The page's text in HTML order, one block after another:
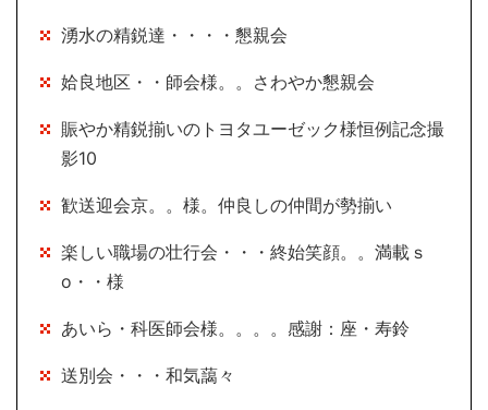
湧水の精鋭達・・・・懇親会
姶良地区・・師会様。。さわやか懇親会
賑やか精鋭揃いのトヨタユーゼック様恒例記念撮
影10
歓送迎会京。。様。仲良しの仲間が勢揃い
楽しい職場の壮行会・・・終始笑顔。。満載ｓ
o・・様
あいら・科医師会様。。。。感謝：座・寿鈴
送別会・・・和気藹々